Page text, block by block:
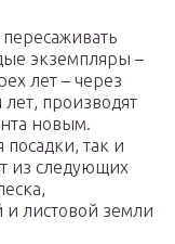
экземпляры –
лет – через
производят
новым.
посадки, так и
из следующих
листовой земли